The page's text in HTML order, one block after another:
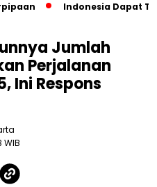
Indonesia Dapat Tarif
Jumlah
Perjalanan
Ini Respons
WIB